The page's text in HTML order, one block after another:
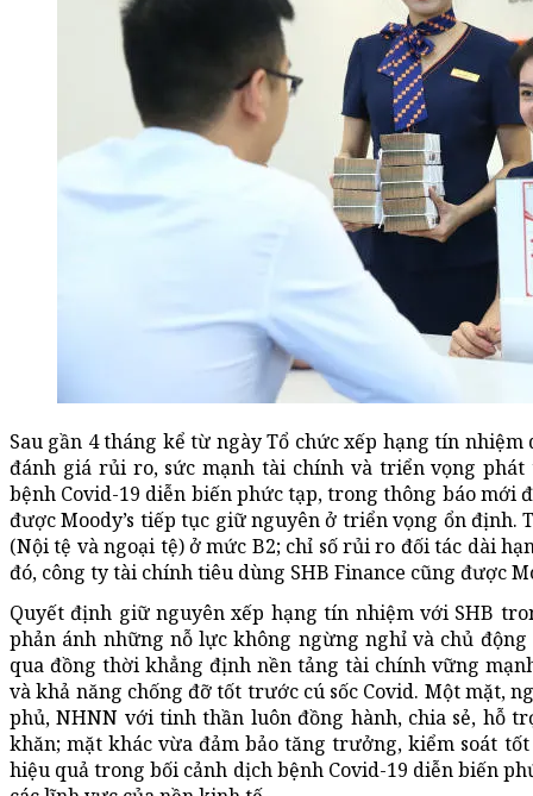
Sau gần 4 tháng kể từ ngày Tổ chức xếp hạng tín nhiệm
đánh giá rủi ro, sức mạnh tài chính và triển vọng
bệnh Covid-19 diễn biến phức tạp, trong thông báo mới
được Moody’s tiếp tục giữ nguyên ở triển vọng ổn định.
(Nội tệ và ngoại tệ) ở mức B2; chỉ số rủi ro đối tác dài
đó, công ty tài chính tiêu dùng SHB Finance cũng được
Quyết định giữ nguyên xếp hạng tín nhiệm với SHB
phản ánh những nỗ lực không ngừng nghỉ và chủ
qua đồng thời khẳng định nền tảng tài chính vững
và khả năng chống đỡ tốt trước cú sốc Covid. Một mặt,
phủ, NHNN với tinh thần luôn đồng hành, chia sẻ, hỗ
khăn; mặt khác vừa đảm bảo tăng trưởng, kiểm soát
hiệu quả trong bối cảnh dịch bệnh Covid-19 diễn biến